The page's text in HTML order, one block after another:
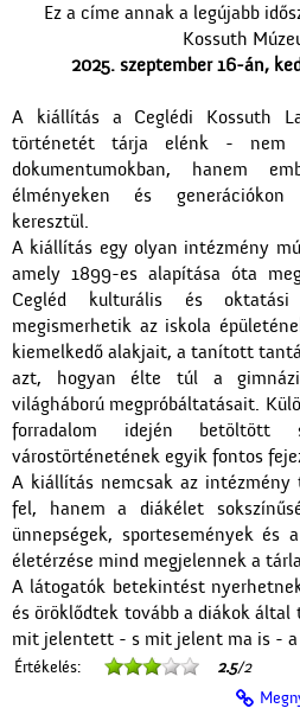
Ez a címe annak a legújabb
Kossuth
2025. szeptember 16-án,
A kiállítás a Ceglédi Kossuth
történetét tárja elénk - nem
dokumentumokban, hanem
élményeken és generációkon
keresztül.
A kiállítás egy olyan intézmény
amely 1899-es alapítása óta
Cegléd kulturális és
megismerhetik az iskola
kiemelkedő alakjait, a tanított
azt, hogyan élte túl a
világháború megpróbáltatásait.
forradalom idején betöltött
várostörténetének egyik fontos
A kiállítás nemcsak az
fel, hanem a diákélet
ünnepségek, sportesemények és
életérzése mind megjelennek a
A látogatók betekintést
és öröklődtek tovább a diákok
mit jelentett - s mit jelent ma is - a
Értékelés: 2.5/2